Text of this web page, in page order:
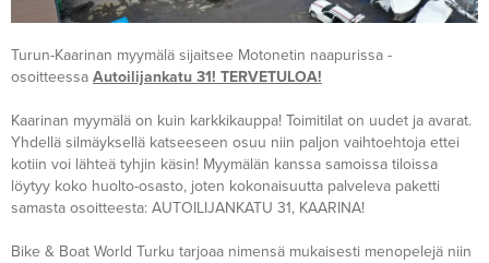
Turun-Kaarinan myymälä sijaitsee Motonetin naapurissa -
osoitteessa Autoilijankatu 31! TERVETULOA!
Kaarinan myymälä on kuin karkkikauppa! Toimitilat on uudet ja avarat.
Yhdellä silmäyksellä katseeseen osuu niin paljon vaihtoehtoja ettei
kotiin voi lähteä tyhjin käsin! Myymälän kanssa samoissa tiloissa
löytyy koko huolto-osasto, joten kokonaisuutta palveleva paketti
samasta osoitteesta: AUTOILIJANKATU 31, KAARINA!
Bike & Boat World Turku tarjoaa nimensä mukaisesti menopelejä niin